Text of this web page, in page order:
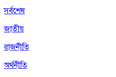
সর্বশেষ
জাতীয়
রাজনীতি
অর্থনীতি